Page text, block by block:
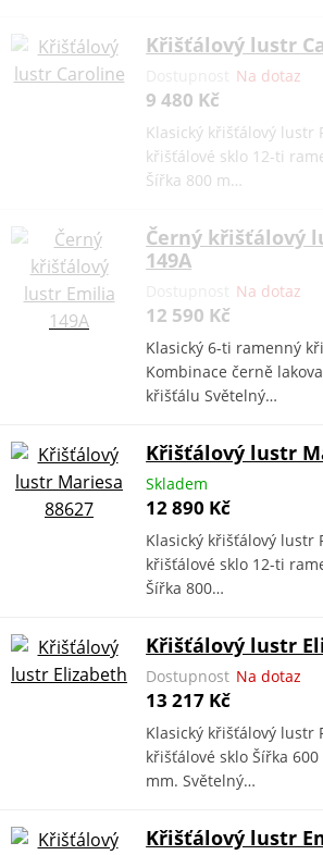
Křišťálový lustr
Na dotaz
9 480 Kč
Klasický křišťálový lustr
křišťálové sklo 12-ti
Šířka 800 m…
Černý křišťálový
149A
Na dotaz
12 590 Kč
Klasický 6-ti ramenný
Kombinace černě
křišťálu Světelný…
Křišťálový lustr
Skladem
12 890 Kč
Klasický křišťálový lustr
křišťálové sklo 12-ti
Šířka 800…
Křišťálový lustr
Dostupnost Na dotaz
13 217 Kč
Klasický křišťálový lustr
křišťálové sklo Šířka
mm. Světelný…
Křišťálový lustr